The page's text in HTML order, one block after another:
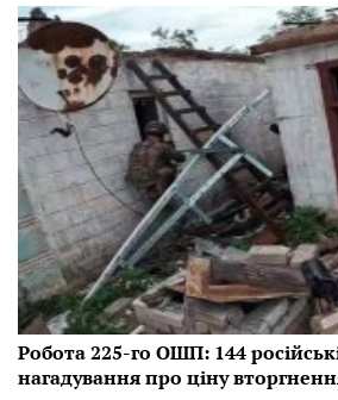
Робота 225-го ОШП: 144
нагадування про ціну